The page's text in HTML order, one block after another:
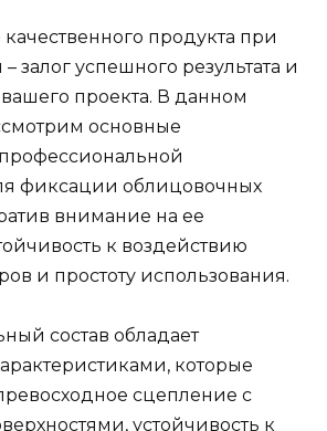
продукта при
залог успешного результата и
проекта. В данном
основные
фиксации облицовочных
внимание на ее
к воздействию
и простоту использования.
состав обладает
которые
сцепление с
устойчивость к